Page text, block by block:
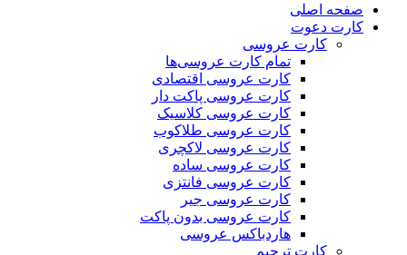
صفحه اصلی
کارت دعوت
کارت عروسی
تمام کارت عروسی‌ها
کارت عروسی اقتصادی
کارت عروسی پاکت دار
کارت عروسی کلاسیک
کارت عروسی طلاکوب
کارت عروسی لاکچری
کارت عروسی ساده
کارت عروسی فانتزی
کارت عروسی جیر
کارت عروسی بدون پاکت
هاردباکس عروسی
کارت ترحیم